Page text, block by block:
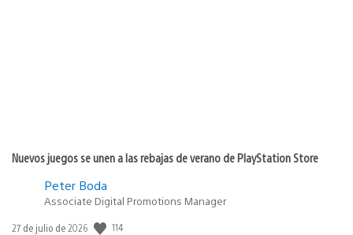
Nuevos juegos se unen a las rebajas de verano de PlayStation Store
Peter Boda
Associate Digital Promotions Manager
Fecha
27 de julio de 2026 114